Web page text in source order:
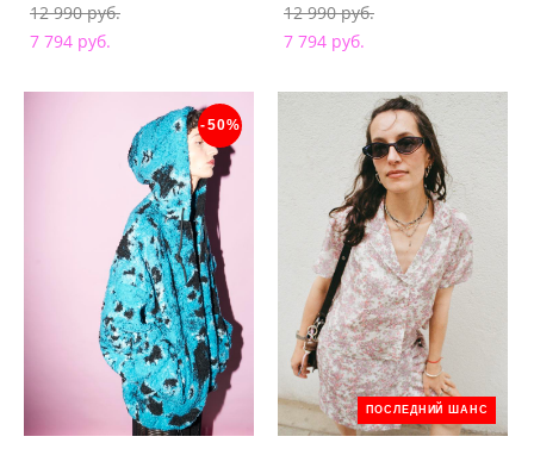
12 990 pуб.
7 794 pуб.
12 990 pуб.
7 794 pуб.
-50%
ПОСЛЕДНИЙ ШАНС